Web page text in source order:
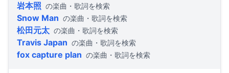
岩本照 の楽曲・歌詞を検索
Snow Man の楽曲・歌詞を検索
松田元太 の楽曲・歌詞を検索
Travis Japan の楽曲・歌詞を検索
fox capture plan の楽曲・歌詞を検索